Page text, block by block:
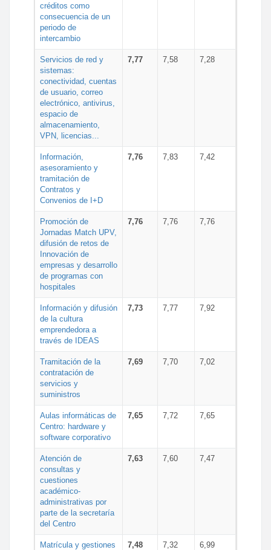
créditos como
consecuencia de un
periodo de
intercambio
Servicios de red y
sistemas:
conectividad, cuentas
de usuario, correo
electrónico, antivirus,
espacio de
almacenamiento,
VPN, licencias...
7,77 7,58 7,28
Información,
asesoramiento y
tramitación de
Contratos y
Convenios de I+D
7,76 7,83 7,42
Promoción de
Jornadas Match UPV,
difusión de retos de
Innovación de
empresas y desarrollo
de programas con
hospitales
7,76 7,76 7,76
Información y difusión
de la cultura
emprendedora a
través de IDEAS
7,73 7,77 7,92
Tramitación de la
contratación de
servicios y
suministros
7,69 7,70 7,02
Aulas informáticas de
Centro: hardware y
software corporativo
7,65 7,72 7,65
Atención de
consultas y
cuestiones
académico-
administrativas por
parte de la secretaría
del Centro
7,63 7,60 7,47
Matrícula y gestiones
7,48 7,32 6,99